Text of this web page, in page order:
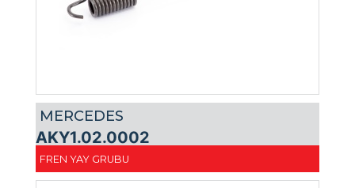
MERCEDES
AKY1.02.0002
FREN YAY GRUBU